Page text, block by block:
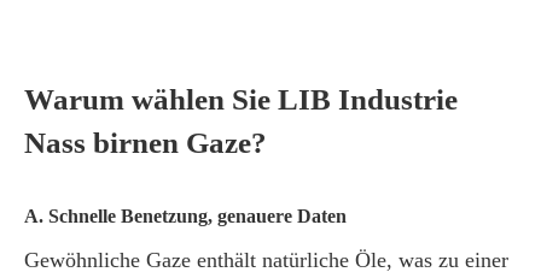
Warum wählen Sie LIB Industrie
Nass birnen Gaze?
A. Schnelle Benetzung, genauere Daten
Gewöhnliche Gaze enthält natürliche Öle, was zu einer